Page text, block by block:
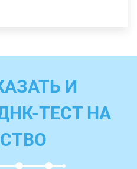
И
ТЕСТ НА